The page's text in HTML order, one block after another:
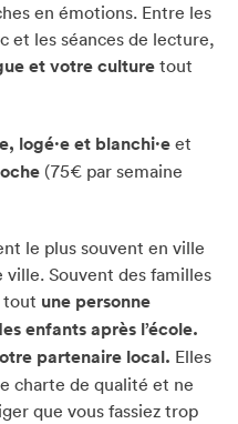
en émotions. Entre les
et les séances de lecture,
et votre culturetout
logé·e et blanchi·e et
(75€ par semaine
le plus souvent en ville
ville. Souvent des familles
tout une personne
enfants après l’école.
partenaire local. Elles
charte de qualité et ne
que vous fassiez trop